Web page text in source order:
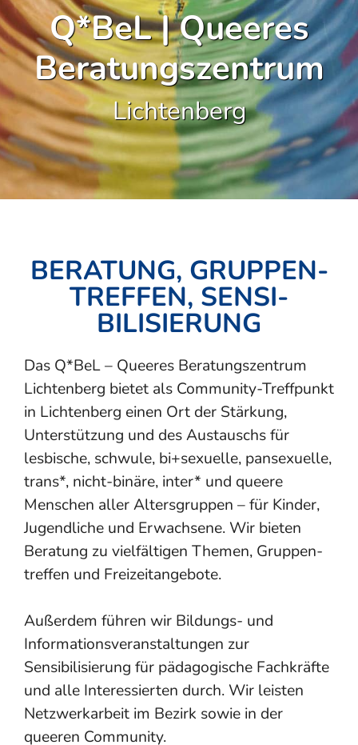
Q*BeL | Queeres
Beratungszentrum
Lichtenberg
BERATUNG, GRUPPEN­
TREFFEN, SENSI­­
BILISIERUNG
Das Q*BeL – Queeres Beratungszentrum
Lichtenberg bietet als Community-Treffpunkt
in Lichtenberg einen Ort der Stärkung,
Unterstützung und des Austauschs für
lesbische, schwule, bi+sexuelle, pansexuelle,
trans*, nicht-binäre, inter* und queere
Menschen aller Altersgruppen – für Kinder,
Jugendliche und Erwachsene. Wir bieten
Beratung zu vielfältigen Themen, Gruppen­
treffen und Freizeit­angebote.
Außerdem führen wir Bildungs- und
Informations­veranstaltungen zur
Sensibilisierung für pädagogische Fachkräfte
und alle Interessierten durch. Wir leisten
Netzwerk­arbeit im Bezirk sowie in der
queeren Community.